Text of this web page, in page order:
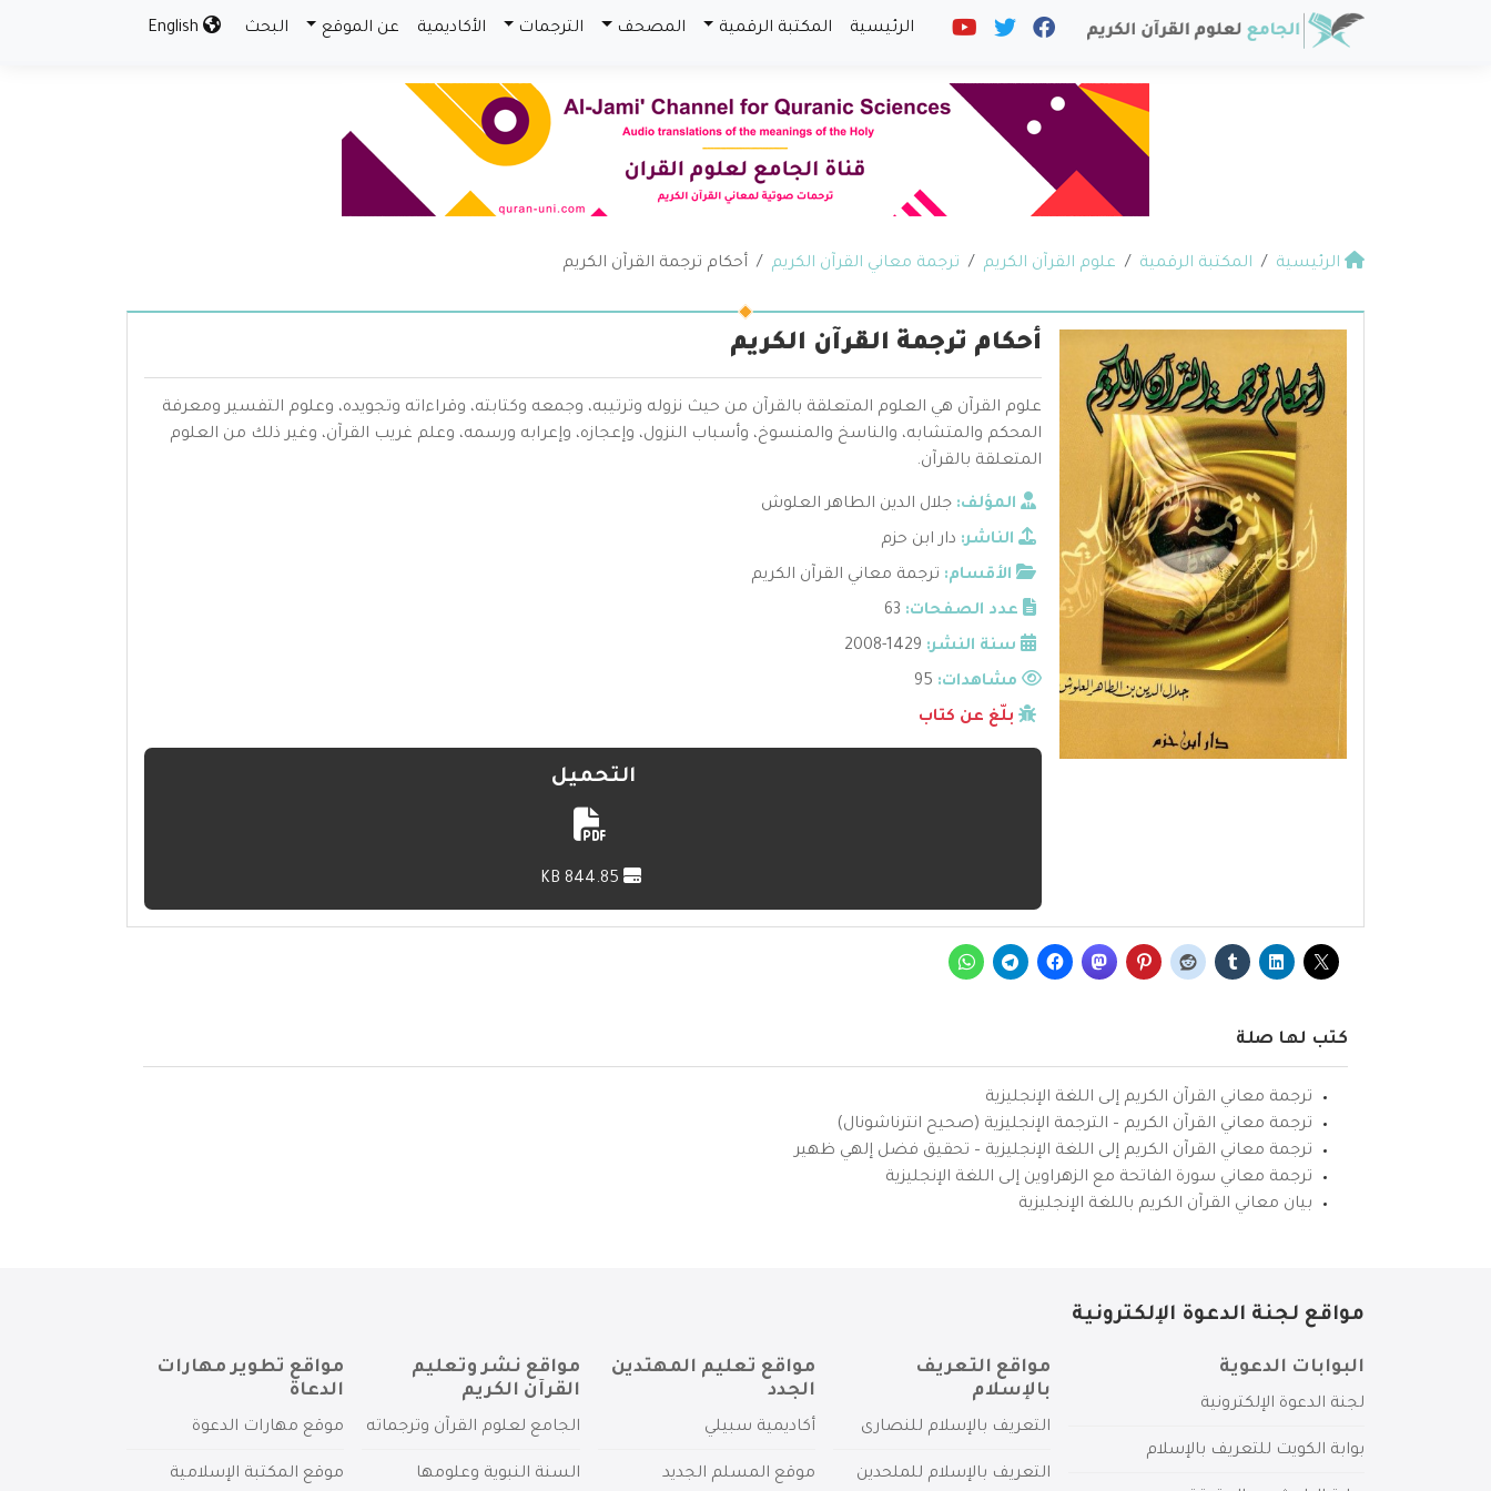
الرئيسية المكتبة الرقمية المصحف الترجمات الأكاديمية عن الموقع البحث
الرئيسية المكتبة الرقمية علوم القرآن الكريم ترجمة معاني القرآن الكريم أحكام ترجمة القرآن الكريم
أحكام ترجمة القرآن الكريم
علوم القرآن هي العلوم المتعلقة بالقرآن من حيث نزوله وترتيبه، وجمعه وكتابته، وقراءاته وتجويده، وعلوم التفسير ومعرفة
المحكم والمتشابه، والناسخ والمنسوخ، وأسباب النزول، وإعجازه، وإعرابه ورسمه، وعلم غريب القرآن، وغير ذلك من العلوم
المتعلقة بالقرآن.
المؤلف: جلال الدين الطاهر العلوش
الناشر: دار ابن حزم
الأقسام: ترجمة معاني القرآن الكريم
عدد الصفحات: 63
سنة النشر: 1429-2008
مشاهدات:
بلّغ عن كتاب
التحميل
كتب لها صلة
ترجمة معاني القرآن الكريم إلى اللغة الإنجليزية
ترجمة معاني القرآن الكريم – الترجمة الإنجليزية (صحيح انترناشونال)
ترجمة معاني القرآن الكريم إلى اللغة الإنجليزية – تحقيق فضل إلهي ظهير
ترجمة معاني سورة الفاتحة مع الزهراوين إلى اللغة الإنجليزية
بيان معاني القرآن الكريم باللغة الإنجليزية
مواقع لجنة الدعوة الإلكترونية
البوابات الدعوية
لجنة الدعوة الإلكترونية
بوابة الكويت للتعريف بالإسلام
مواقع التعريف
بالإسلام
التعريف بالإسلام للنصارى
التعريف بالإسلام للملحدين
مواقع تعليم المهتدين
الجدد
أكاديمية سبيلي
موقع المسلم الجديد
مواقع نشر وتعليم
القرآن الكريم
الجامع لعلوم القرآن وترجماته
السنة النبوية وعلومها
مواقع تطوير مهارات
الدعاة
موقع مهارات الدعوة
موقع المكتبة الإسلامية